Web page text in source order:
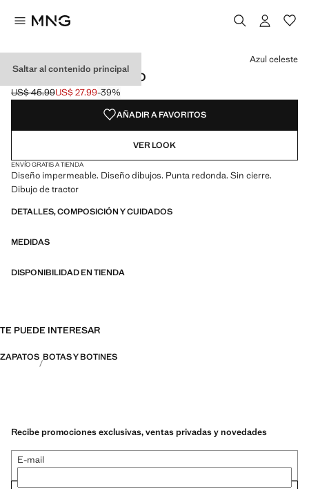
Saltar al contenido principal
BOTAS DE AGUA DIBUJO
Precio inicial tachado [US$ 45.99 ]
US$ 45.99
Precio actual [US$ 27.99 ]
US$ 27.99-39%
Selecciona un color
Color Azul celeste seleccionado
Azul celeste
AÑADIR A FAVORITOS
VER LOOK
ENVÍO GRATIS A TIENDA
Diseño impermeable. Diseño dibujos. Punta redonda. Sin cierre.
Dibujo de tractor
DETALLES, COMPOSICIÓN Y CUIDADOS
MEDIDAS
DISPONIBILIDAD EN TIENDA
TE PUEDE INTERESAR
ZAPATOS BOTAS Y BOTINES
Recibe promociones exclusivas, ventas privadas y novedades
E-mail